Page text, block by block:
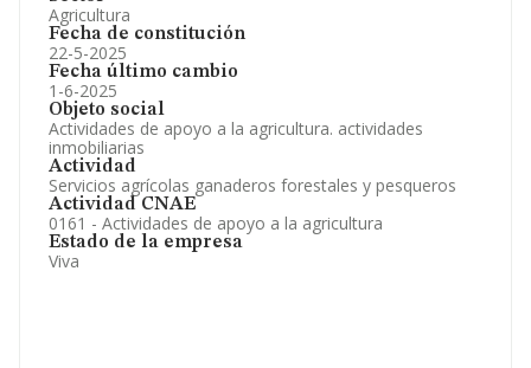
Agricultura
Fecha de constitución
22-5-2025
Fecha último cambio
1-6-2025
Objeto social
Actividades de apoyo a la agricultura. actividades
inmobiliarias
Actividad
Servicios agrícolas ganaderos forestales y pesqueros
Actividad CNAE
0161 - Actividades de apoyo a la agricultura
Estado de la empresa
Viva